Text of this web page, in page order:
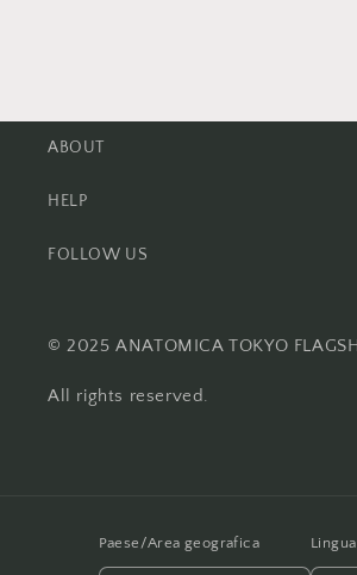
ABOUT
HELP
FOLLOW US
© 2025 ANATOMICA TOKYO
All rights reserved.
Paese/Area geografica Lingua